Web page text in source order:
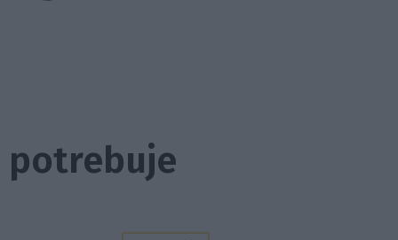
potrebuje